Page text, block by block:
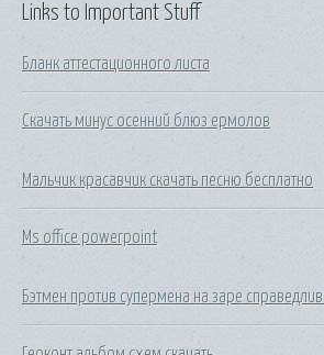
Links to Important Stuff
Бланк аттестационного листа
Скачать минус осенний блюз ермолов
Мальчик красавчик скачать песню бесплатно
Ms office powerpoint
Бэтмен против супермена на заре